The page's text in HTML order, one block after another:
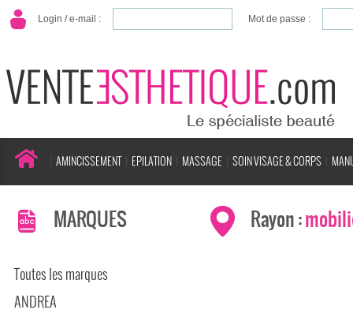
Login / e-mail : Mot de passe :
AMINCISSEMENT EPILATION MASSAGE SOIN VISAGE & CORPS
MARQUES
Toutes les marques
ANDREA
Rayon :